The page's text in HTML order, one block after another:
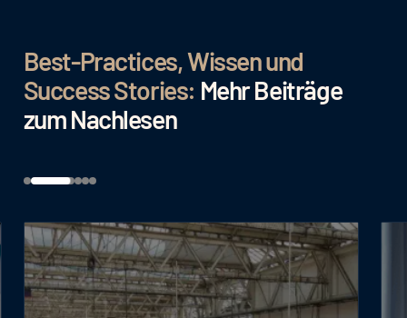
Best-Practices, Wissen und
Success Stories: Mehr Beiträge
zum Nachlesen